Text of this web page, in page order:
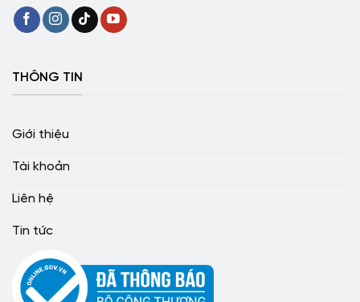
THÔNG TIN
Giới thiệu
Tài khoản
Liên hệ
Tin tức